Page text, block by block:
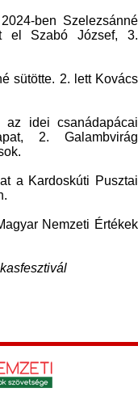
ben Szelezsánné
el Szabó József, 3.
sütötte. 2. lett Kovács
az idei csanádapácai
2. Galambvirág
a Kardoskúti Pusztai
Nemzeti Értékek